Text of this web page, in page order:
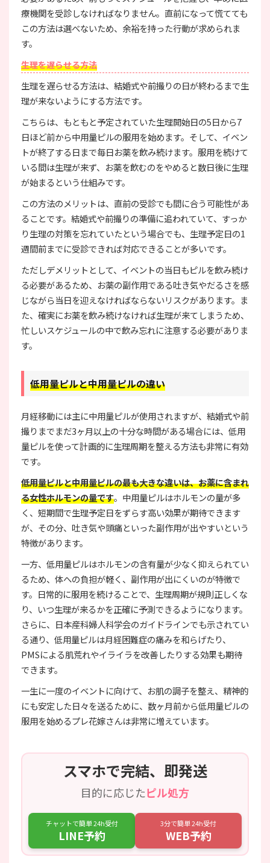
療機関を受診しなければなりません。直前になって慌てても
この方法は選べないため、余裕を持った行動が求められま
す。
生理を遅らせる方法
生理を遅らせる方法は、結婚式や前撮りの日が終わるまで生
理が来ないようにする方法です。
こちらは、もともと予定されていた生理開始日の5日から7
日ほど前から中用量ピルの服用を始めます。そして、イベン
トが終了する日まで毎日お薬を飲み続けます。服用を続けて
いる間は生理が来ず、お薬を飲むのをやめると数日後に生理
が始まるという仕組みです。
この方法のメリットは、直前の受診でも間に合う可能性があ
ることです。結婚式や前撮りの準備に追われていて、すっか
り生理の対策を忘れていたという場合でも、生理予定日の1
週間前までに受診できれば対応できることが多いです。
ただしデメリットとして、イベントの当日もピルを飲み続け
る必要があるため、お薬の副作用である吐き気やだるさを感
じながら当日を迎えなければならないリスクがあります。ま
た、確実にお薬を飲み続けなければ生理が来てしまうため、
忙しいスケジュールの中で飲み忘れに注意する必要がありま
す。
低用量ピルと中用量ピルの違い
月経移動には主に中用量ピルが使用されますが、結婚式や前
撮りまでまだ3ヶ月以上の十分な時間がある場合には、低用
量ピルを使って計画的に生理周期を整える方法も非常に有効
です。
低用量ピルと中用量ピルの最も大きな違いは、お薬に含まれ
る女性ホルモンの量です。中用量ピルはホルモンの量が多
く、短期間で生理予定日をずらす高い効果が期待できます
が、その分、吐き気や頭痛といった副作用が出やすいという
特徴があります。
一方、低用量ピルはホルモンの含有量が少なく抑えられてい
るため、体への負担が軽く、副作用が出にくいのが特徴で
す。日常的に服用を続けることで、生理周期が規則正しくな
り、いつ生理が来るかを正確に予測できるようになります。
さらに、日本産科婦人科学会のガイドラインでも示されてい
る通り、低用量ピルは月経困難症の痛みを和らげたり、
PMSによる肌荒れやイライラを改善したりする効果も期待
できます。
一生に一度のイベントに向けて、お肌の調子を整え、精神的
にも安定した日々を送るために、数ヶ月前から低用量ピルの
服用を始めるプレ花嫁さんは非常に増えています。
スマホで完結、即発送
目的に応じたピル処方
チャットで簡単 24h受付
LINE予約
3分で簡単 24h受付
WEB予約